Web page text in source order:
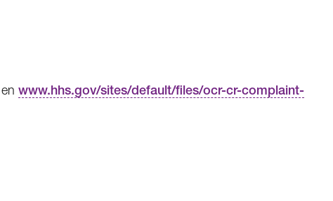
www.hhs.gov/sites/default/files/ocr-cr-complaint-